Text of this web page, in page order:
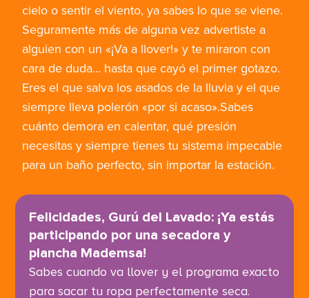
cielo o sentir el viento, ya sabes lo que se viene.
Seguramente más de alguna vez advertiste a
alguien con un «¡Va a llover!» y te miraron con
cara de duda… hasta que cayó el primer gotazo.
Eres el que salva los asados de la lluvia y el que
siempre lleva polerón «por si acaso».Sabes
cuánto demora en calentar, qué presión
necesitas y siempre tienes tu sistema impecable
para un baño perfecto, sin importar la estación.
Felicidades, Gurú del Lavado: ¡Ya estás
participando por una secadora y
plancha Mademsa!
Sabes cuando va llover y el programa exacto
para sacar tu ropa perfectamente seca.